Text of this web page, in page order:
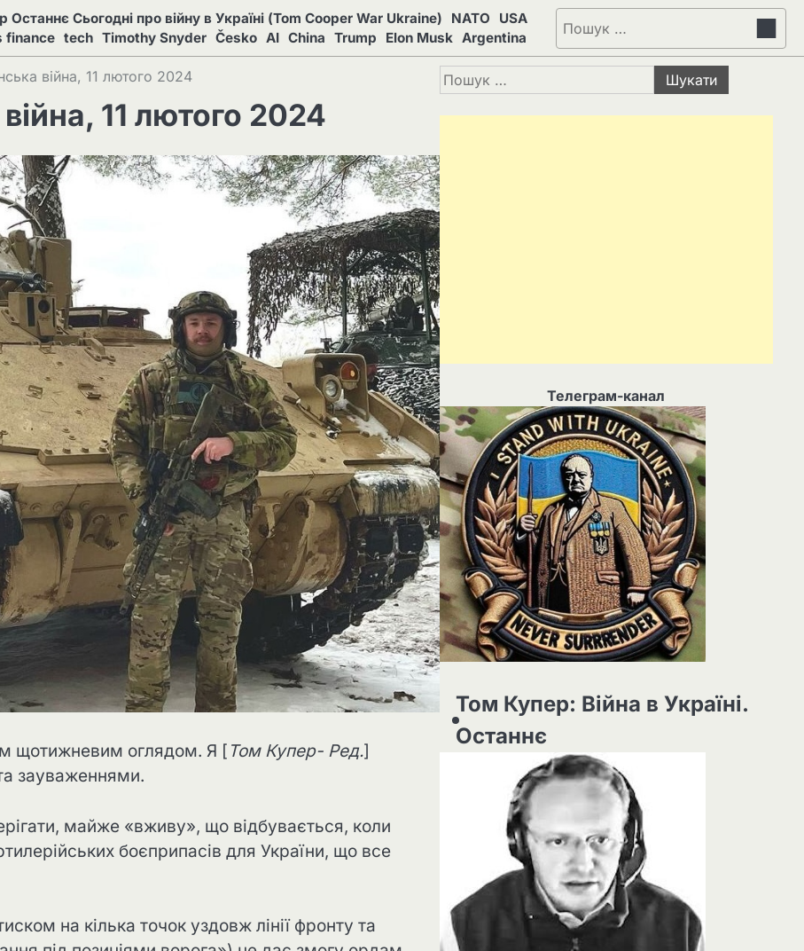
Останнє Сьогодні про війну в Україні (Tom Cooper War Ukraine) NATO
USA
finance tech Timothy Snyder Česko AI China Trump Elon Musk Argentina
Пошук:
війна, 11 лютого 2024
11 лютого 2024
щотижневим оглядом. Я [ Том Купер- Ред.]
зауваженнями.
майже «вживу», що відбувається, коли
боєприпасів для України, що все
на кілька точок уздовж лінії фронту та
Пошук:
Телеграм-канал
Том Купер: Війна в Україні.
Останнє